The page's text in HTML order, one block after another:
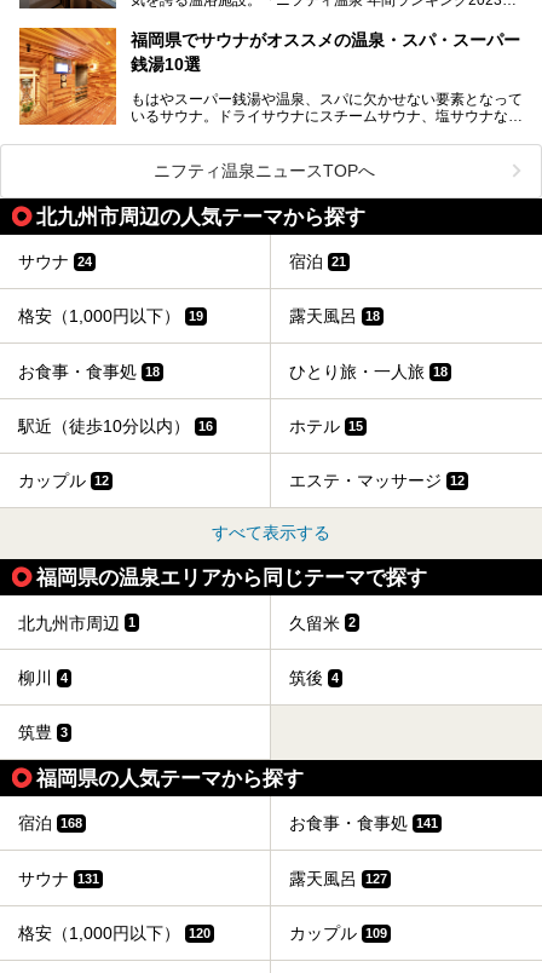
常連客で賑わっています。
そこで今回は、ニフティ温泉ライターである筆者が現地体
ューズメント・宿泊施設・グルメ・その他施設まで、多彩な
る全貌と魅力を徹底紹介します！
福岡県でサウナがオススメの温泉・スパ・スーパー
銭湯10選
もはやスーパー銭湯や温泉、スパに欠かせない要素となって
いるサウナ。ドライサウナにスチームサウナ、塩サウナな
ペース、ロウリュウなど、心ゆくまで楽しむためのサービス
が充実した施設も多くみられます。
今回はそんなサウナにこだわった、福岡県内のオススメ温
泉・銭湯・スパを10件紹介したいと思います！
ニフティ温泉ニュースTOPへ
北九州市周辺の人気テーマから探す
サウナ 24 宿泊 21
格安（1,000円以下） 19 露天風呂 18
お食事・食事処 18 ひとり旅・一人旅 18
駅近（徒歩10分以内） 16 ホテル 15
カップル 12 エステ・マッサージ 12
すべて表示する
福岡県の温泉エリアから同じテーマで探す
北九州市周辺 1 久留米 2
柳川 4 筑後 4
筑豊 3
福岡県の人気テーマから探す
宿泊 168 お食事・食事処 141
サウナ 131 露天風呂 127
格安（1,000円以下） 120 カップル 109